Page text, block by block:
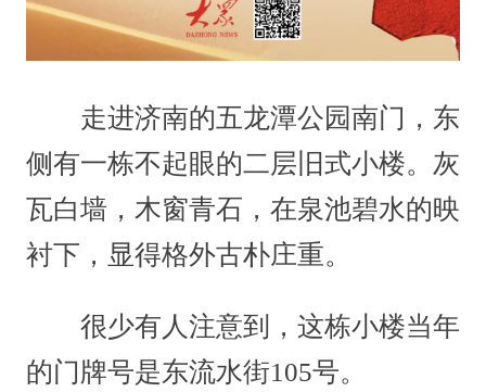
走进济南的五龙潭公园南门，东
侧有一栋不起眼的二层旧式小楼。灰
瓦白墙，木窗青石，在泉池碧水的映
衬下，显得格外古朴庄重。
很少有人注意到，这栋小楼当年
的门牌号是东流水街105号。